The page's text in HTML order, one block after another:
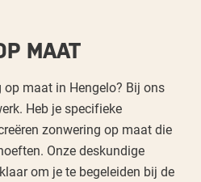
MAAT
op maat in Hengelo? Bij ons
Heb je specifieke
zonwering op maat die
Onze deskundige
om je te begeleiden bij de